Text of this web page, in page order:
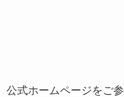
公式ホームページをご参